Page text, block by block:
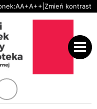
Przejdź do wyszukiwarki
Ustaw domyślną czcionkę
AUstaw większą czcionkę
A+Ustaw największą
A++ Zmień kontrast
na instagram.com
Profil na facebook.com